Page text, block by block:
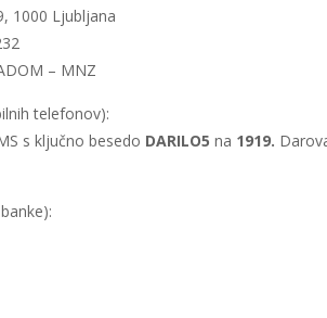
1000 Ljubljana
– MNZ
telefonov):
s ključno besedo DARILO5 na 1919.